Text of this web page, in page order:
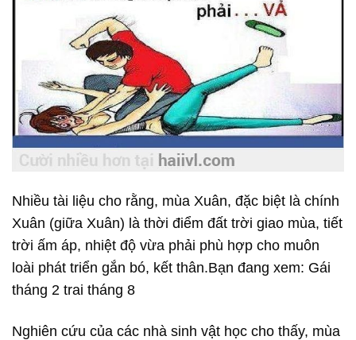
Nhiều tài liệu cho rằng, mùa Xuân, đặc biệt là chính
Xuân (giữa Xuân) là thời điểm đất trời giao mùa, tiết
trời ấm áp, nhiệt độ vừa phải phù hợp cho muôn
loài phát triển gắn bó, kết thân.Bạn đang xem: Gái
tháng 2 trai tháng 8
Nghiên cứu của các nhà sinh vật học cho thấy, mùa